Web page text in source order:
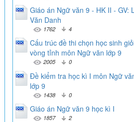
Giáo án Ngữ văn 9 - HK II - GV:
Văn Danh
1762 4
Cấu trúc đề thi chọn học sinh
vòng tỉnh môn Ngữ văn lớp 9
2005 0
Đề kiểm tra học kì I môn Ngữ
lớp 9
1438 0
Giáo án Ngữ văn 9 học kì I
1857 2